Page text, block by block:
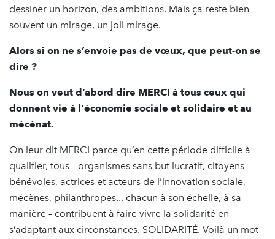
dessiner un horizon, des ambitions. Mais ça reste bien
souvent un mirage, un joli mirage.
Alors si on ne s’envoie pas de vœux, que peut-on se
dire ?
Nous on veut d’abord dire MERCI à tous ceux qui
donnent vie à l'économie sociale et solidaire et au
mécénat.
On leur dit MERCI parce qu’en cette période difficile à
qualifier, tous – organismes sans but lucratif, citoyens
bénévoles, actrices et acteurs de l’innovation sociale,
mécènes, philanthropes... chacun à son échelle, à sa
manière – contribuent à faire vivre la solidarité en
s’adaptant aux circonstances. SOLIDARITÉ. Voilà un mot